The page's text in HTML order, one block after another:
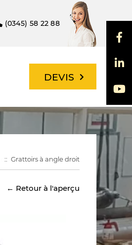
(0345) 58 22 88
DEVIS
Grattoirs à angle droit
← Retour à l'aperçu